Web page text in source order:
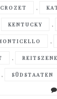
CROZET ,
KENTUCKY ,
,
, REITSZENE
, SÜDSTAATEN